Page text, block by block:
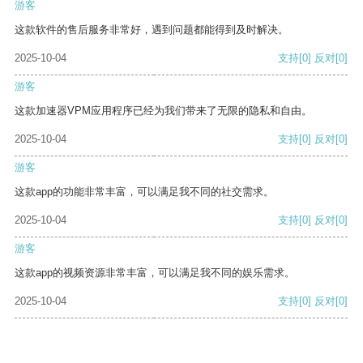
游客
这款软件的售后服务非常好，遇到问题都能得到及时解决。
2025-10-04 支持[0] 反对[0]
游客
这款加速器VPM应用程序已经为我们带来了无限的隐私和自由。
2025-10-04 支持[0] 反对[0]
游客
这款app的功能非常丰富，可以满足我不同的社交需求。
2025-10-04 支持[0] 反对[0]
游客
这款app的视频资源非常丰富，可以满足我不同的娱乐需求。
2025-10-04 支持[0] 反对[0]